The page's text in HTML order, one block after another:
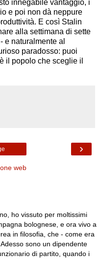
innegabile vantaggio, i
e poi non dà neppure
E così Stalin
alla settimana di sette
e naturalmente al
paradosso: puoi
il popolo che sceglie il
›
web
ho vissuto per moltissimi
bolognese, e ora vivo a
in filosofia, che - come era
sono un dipendente
di partito, quando i